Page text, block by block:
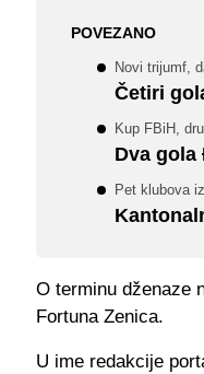
POVEZANO
Novi trijumf,
Četiri
Kup FBiH,
Dva
Pet klubova
O terminu dženaze
Fortuna Zenica.
U ime redakcije